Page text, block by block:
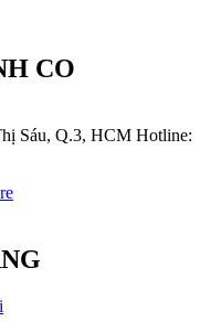
CO
Sáu, Q.3, HCM Hotline: